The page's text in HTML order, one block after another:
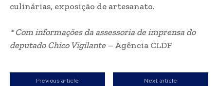
culinárias, exposição de artesanato.
* Com informações da assessoria de imprensa do
deputado Chico Vigilante – Agência CLDF
Previous article Next article